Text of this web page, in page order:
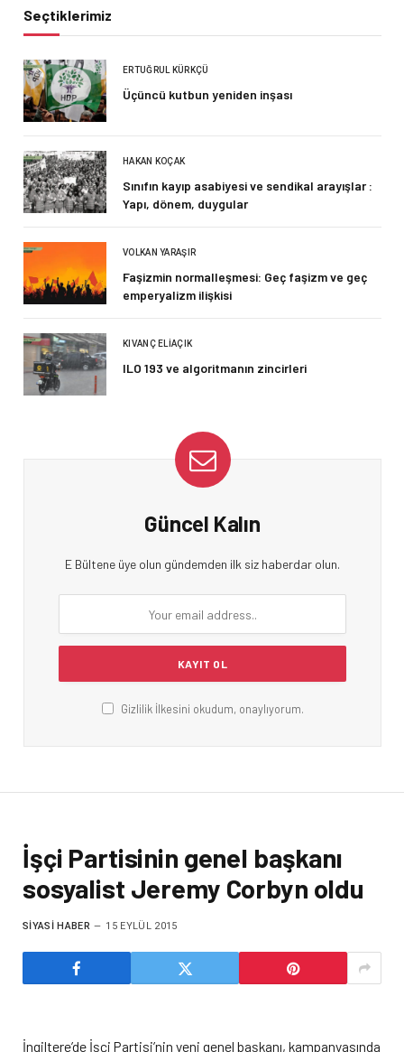
Seçtiklerimiz
ERTUĞRUL KÜRKÇÜ
Üçüncü kutbun yeniden inşası
HAKAN KOÇAK
Sınıfın kayıp asabiyesi ve sendikal arayışlar :
Yapı, dönem, duygular
VOLKAN YARAŞIR
Faşizmin normalleşmesi: Geç faşizm ve geç
emperyalizm ilişkisi
KIVANÇ ELIAÇIK
ILO 193 ve algoritmanın zincirleri
Güncel Kalın
E Bültene üye olun gündemden ilk siz haberdar olun.
Gizlilik İlkesini okudum, onaylıyorum.
İşçi Partisinin genel başkanı
sosyalist Jeremy Corbyn oldu
SIYASI HABER 15 EYLÜL 2015
İngiltere’de İşçi Partisi’nin yeni genel başkanı, kampanyasında